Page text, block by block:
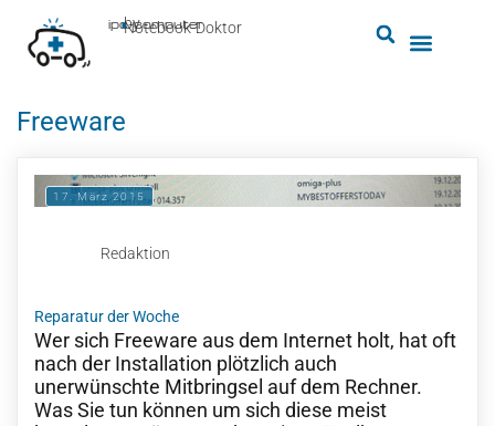
Notebook-Doktor
by
■
ipc-computer
Freeware
17. März 2015
Redaktion
Reparatur der Woche
Wer sich Freeware aus dem Internet holt, hat oft
nach der Installation plötzlich auch
unerwünschte Mitbringsel auf dem Rechner.
Was Sie tun können um sich diese meist